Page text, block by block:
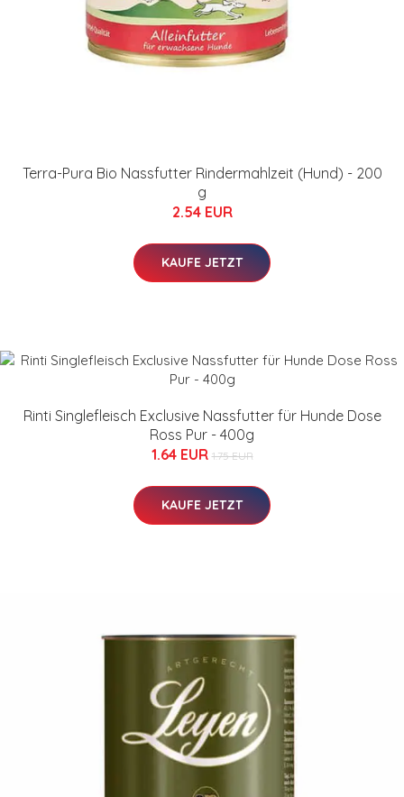
Terra-Pura Bio Nassfutter Rindermahlzeit (Hund) - 200
g
2.54 EUR
KAUFE JETZT
Rinti Singlefleisch Exclusive Nassfutter für Hunde Dose
Ross Pur - 400g
1.64 EUR 1.75 EUR
KAUFE JETZT